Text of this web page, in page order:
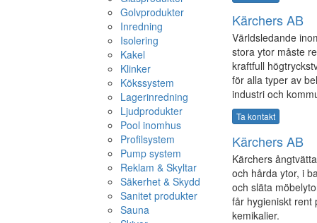
Golvprodukter
Inredning
Isolering
Kakel
Klinker
Kökssystem
Lagerinredning
Ljudprodukter
Pool inomhus
Profilsystem
Pump system
Reklam & Skyltar
Säkerhet & Skydd
Sanitet produkter
Sauna
Kärchers AB
Världsledande
stora ytor måste
kraftfull
för alla typer av
industri och
Ta kontakt
Kärchers AB
Kärchers
och hårda ytor, i
och släta
får hygieniskt rent
kemikalier.